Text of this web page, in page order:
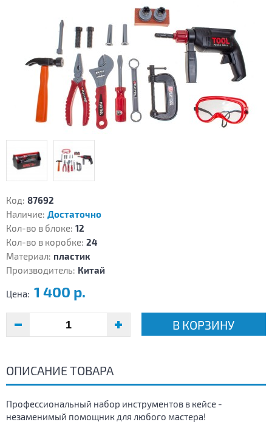
Код: 87692
Наличие: Достаточно
Кол-во в блоке: 12
Кол-во в коробке: 24
Материал: пластик
Производитель: Китай
Цена: 1 400 р.
В КОРЗИНУ
ОПИСАНИЕ ТОВАРА
Профессиональный набор инструментов в кейсе -
незаменимый помощник для любого мастера!